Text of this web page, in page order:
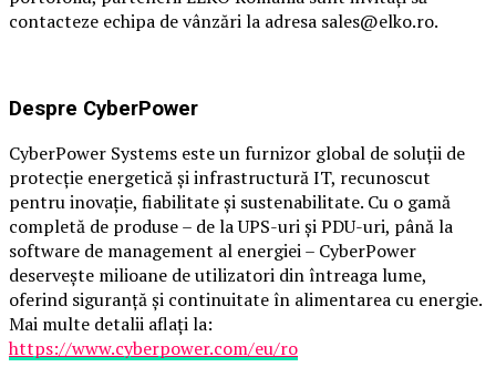
contacteze echipa de vânzări la adresa sales@elko.ro.
Despre CyberPower
CyberPower Systems este un furnizor global de soluții de
protecție energetică și infrastructură IT, recunoscut
pentru inovație, fiabilitate și sustenabilitate. Cu o gamă
completă de produse – de la UPS-uri și PDU-uri, până la
software de management al energiei – CyberPower
deservește milioane de utilizatori din întreaga lume,
oferind siguranță și continuitate în alimentarea cu energie.
Mai multe detalii aflați la:
https://www.cyberpower.com/eu/ro